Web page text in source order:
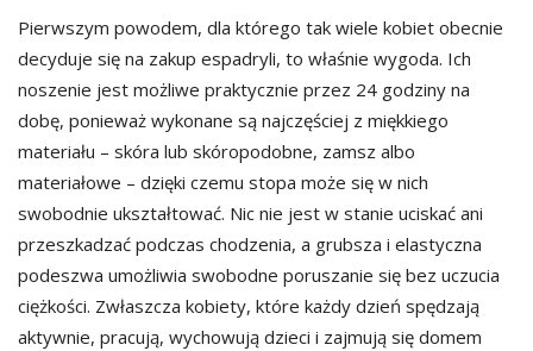
Pierwszym powodem, dla którego tak wiele kobiet obecnie
decyduje się na zakup espadryli, to właśnie wygoda. Ich
noszenie jest możliwe praktycznie przez 24 godziny na
dobę, ponieważ wykonane są najczęściej z miękkiego
materiału – skóra lub skóropodobne, zamsz albo
materiałowe – dzięki czemu stopa może się w nich
swobodnie ukształtować. Nic nie jest w stanie uciskać ani
przeszkadzać podczas chodzenia, a grubsza i elastyczna
podeszwa umożliwia swobodne poruszanie się bez uczucia
ciężkości. Zwłaszcza kobiety, które każdy dzień spędzają
aktywnie, pracują, wychowują dzieci i zajmują się domem